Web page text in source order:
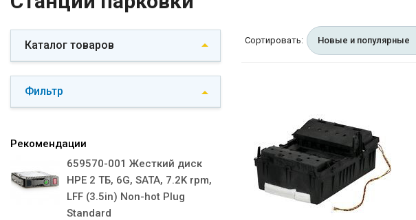
Каталог товаров
Фильтр
Рекомендации
659570-001 Жесткий диск
HPE 2 ТБ, 6G, SATA, 7.2K rpm,
LFF (3.5in) Non-hot Plug
Standard
Сортировать: Новые и популярные